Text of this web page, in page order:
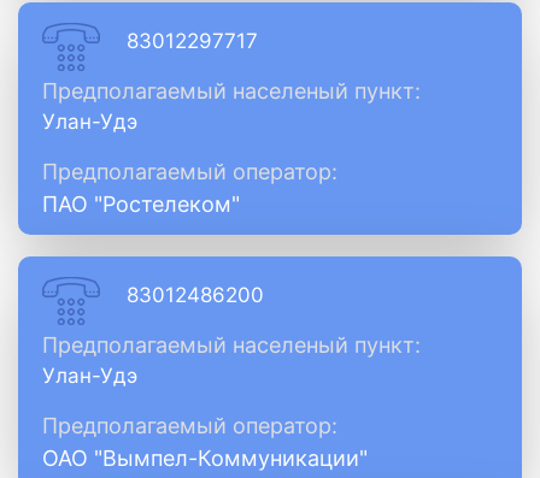
83012297717
Предполагаемый населеный пункт:
Улан-Удэ
Предполагаемый оператор:
ПАО "Ростелеком"
83012486200
Предполагаемый населеный пункт:
Улан-Удэ
Предполагаемый оператор:
ОАО "Вымпел-Коммуникации"